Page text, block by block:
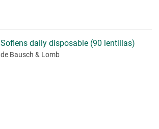
Soflens daily disposable (90 lentillas)
de Bausch & Lomb